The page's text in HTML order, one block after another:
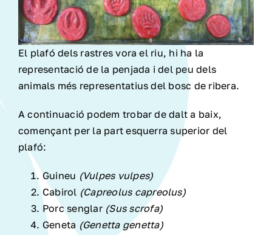
El plafó dels rastres vora el riu, hi ha la
representació de la penjada i del peu dels
animals més representatius del bosc de ribera.
A continuació podem trobar de dalt a baix,
començant per la part esquerra superior del
plafó:
Guineu (Vulpes vulpes)
Cabirol (Capreolus capreolus)
Porc senglar (Sus scrofa)
Geneta (Genetta genetta)